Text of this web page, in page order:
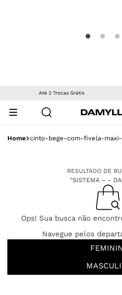
OUTLET| Peças com
cinto-bege-com-fivela-maxi-
RESULTADO DE
"SISTEMA – -
Ops! Sua busca não
Navegue pelos